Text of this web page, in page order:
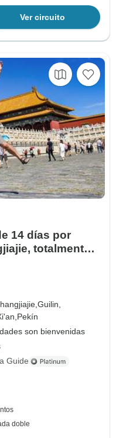
Ver circuito
14 días por
totalmente
Guilin,
Pekín
son bienvenidas
Guide
doble